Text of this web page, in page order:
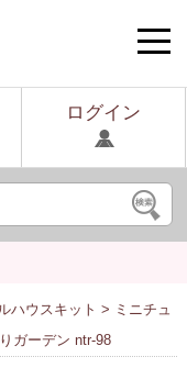
toggle
ログイン
ハウスキット > ミニチュ
ガーデン ntr-98